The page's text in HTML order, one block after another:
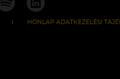
HONLAP ADATKEZELÉSI